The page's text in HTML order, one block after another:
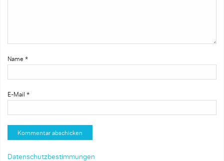
Name *
E-Mail *
Datenschutzbestimmungen